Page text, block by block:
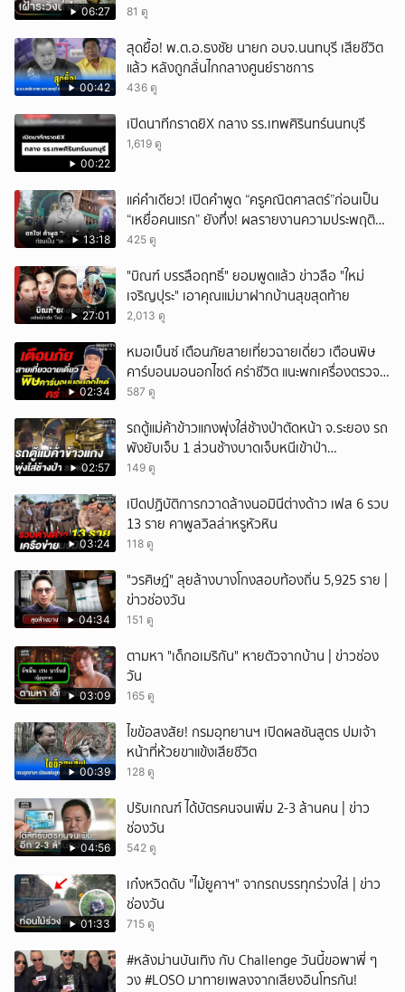
06:27 81 ดู
00:42
สุดยื้อ! พ.ต.อ.ธงชัย นายก อบจ.นนทบุรี เสียชีวิต
แล้ว หลังถูกลั่นไกกลางศูนย์ราชการ
436 ดู
00:22
เปิดนาทีกราดยิX กลาง รร.เทพศิรินทร์นนทบุรี
1,619 ดู
13:18
แค่คำเดียว! เปิดคำพูด “ครูคณิตศาสตร์”ก่อนเป็น
“เหยื่อคนแรก” ยังทึ่ง! ผลรายงานความประพฤติน่า
ตกใจ
425 ดู
27:01
"บิณฑ์ บรรลือฤทธิ์" ยอมพูดแล้ว ข่าวลือ "ใหม่
เจริญปุระ" เอาคุณแม่มาฝากบ้านสุขสุดท้าย
2,013 ดู
02:34
หมอเบ็นซ์ เตือนภัยสายเที่ยวฉายเดี่ยว เตือนพิษ
คาร์บอนมอนอกไซด์ คร่าชีวิต แนะพกเครื่องตรวจ
วัดติดตัว
587 ดู
02:57
รถตู้แม่ค้าข้าวแกงพุ่งใส่ช้างป่าตัดหน้า จ.ระยอง รถ
พังยับเจ็บ 1 ส่วนช้างบาดเจ็บหนีเข้าป่า
จนท.ติดตามช่วยเหลือ
149 ดู
03:24
เปิดปฏิบัติการกวาดล้างนอมินีต่างด้าว เฟส 6 รวบ
13 ราย คาพูลวิลล่าหรูหัวหิน
118 ดู
04:34
"วรศิษฎ์" ลุยล้างบางโกงสอบท้องถิ่น 5,925 ราย |
ข่าวช่องวัน
151 ดู
03:09
ตามหา "เด็กอเมริกัน" หายตัวจากบ้าน | ข่าวช่อง
วัน
165 ดู
00:39
ไขข้อสงสัย! กรมอุทยานฯ เปิดผลชันสูตร ปมเจ้า
หน้าที่ห้วยขาแข้งเสียชีวิต
128 ดู
04:56
ปรับเกณฑ์ ได้บัตรคนจนเพิ่ม 2-3 ล้านคน | ข่าว
ช่องวัน
542 ดู
01:33
เก๋งหวิดดับ "ไม้ยูคาฯ" จากรถบรรทุกร่วงใส่ | ข่าว
ช่องวัน
715 ดู
#หลังม่านบันเทิง กับ Challenge วันนี้ขอพาพี่ ๆ
วง #LOSO มาทายเพลงจากเสียงอินโทรกัน!